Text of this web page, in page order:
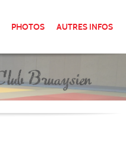
PHOTOS AUTRES INFOS